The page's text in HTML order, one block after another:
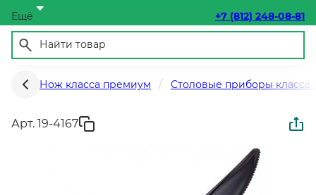
Ещё +7 (812) 248-08-81
Нож класса премиум Столовые приборы класса
Арт. 19-4167